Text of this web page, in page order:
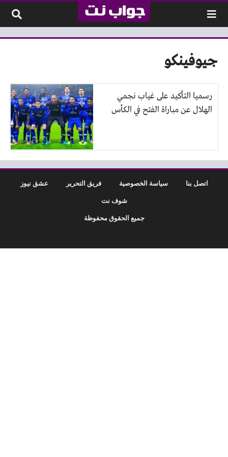
جيوفينكو
رسميا التأكيد على غياب نجمي
الهلال عن مباراة الفتح في الكأس
اتصل بنا سياسة الخصوصية فريق التحرير عشق نيوز
شوف نت
جميع الحقوق محفوظة